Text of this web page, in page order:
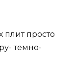
просто
темно-